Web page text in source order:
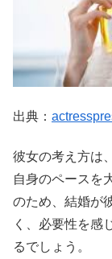
出典：
彼女の考え方は
自身のペースを
のため、結婚が
く、必要性を感
るでしょう。